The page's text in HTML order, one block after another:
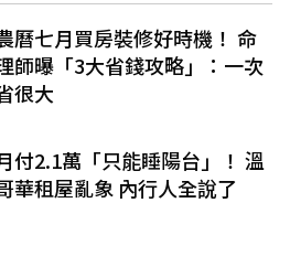
曆七月買房裝修好時機！ 命
師曝「3大省錢攻略」：一次
很大
付2.1萬「只能睡陽台」！ 溫
華租屋亂象 內行人全說了